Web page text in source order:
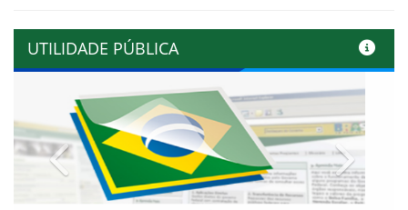
UTILIDADE PÚBLICA
Previous